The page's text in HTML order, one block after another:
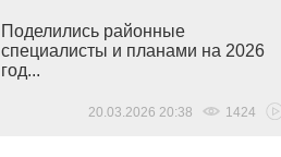
Поделились районные
специалисты и планами на 2026
год...
20.03.2026 20:38 1424